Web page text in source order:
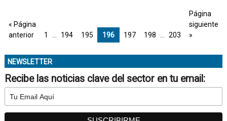
« Página
anterior
1 194 195 196 197 198 203
Página
siguiente
»
NEWSLETTER
Recibe las noticias clave del sector en tu email: